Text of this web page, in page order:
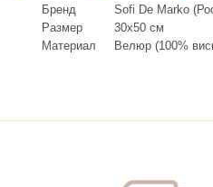
Бренд
Sofi De Marko
Размер
30х50 см
Материал
Велюр (100%